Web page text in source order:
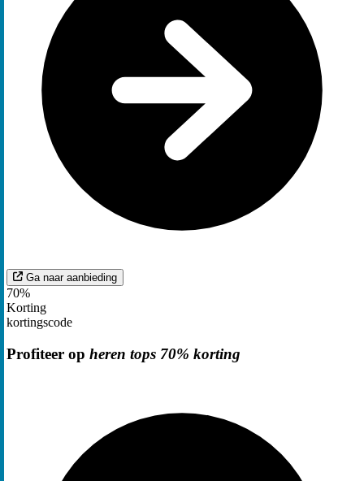
Ga naar aanbieding
70%
Korting
kortingscode
Profiteer op heren tops 70% korting